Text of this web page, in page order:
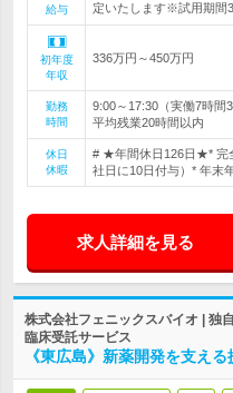
給与
定いたします※試用期間
初年度
年収
336万円～450万円
勤務
時間
9:00～17:30（実働7時
平均残業20時間以内
休日
休暇
# ★年間休日126日★* 完
社日に10日付与）* 年末
求人詳細を見る
株式会社フェニックスバイオ | 独
臨床受託サービス
《東広島》新薬開発を支え